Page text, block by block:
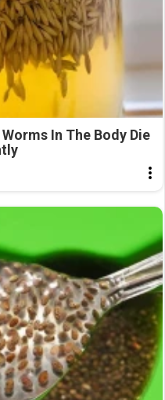
In The Body Die